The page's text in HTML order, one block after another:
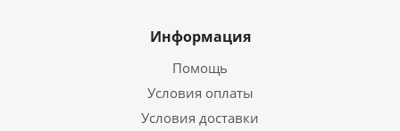
Информация
Помощь
Условия оплаты
Условия доставки